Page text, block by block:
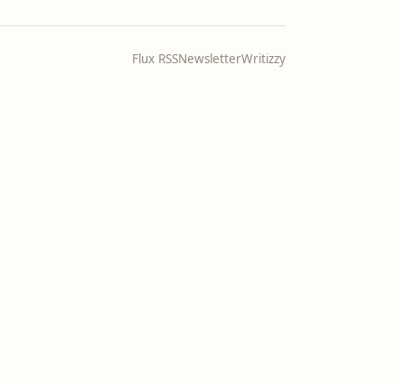
Flux RSSNewsletterWritizzy